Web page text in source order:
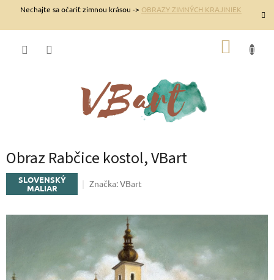
Prejsť
obsah
Nechajte sa očariť zimnou krásou -> OBRAZY ZIMNÝCH KRAJINIEK
Obraz Rabčice kostol, VBart
SLOVENSKÝ
MALIAR
Značka:VBart